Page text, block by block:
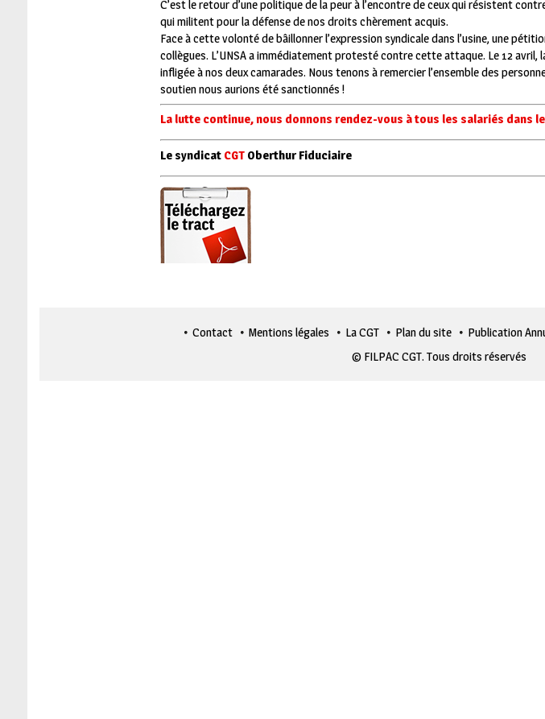
C’est le retour d’une politique de la peur à l’encontre de ceux qui résistent
qui militent pour la défense de nos droits chèrement acquis.
Face à cette volonté de bâillonner l’expression syndicale dans l’usine, une
collègues. L’UNSA a immédiatement protesté contre cette attaque. Le 12 avril,
infligée à nos deux camarades. Nous tenons à remercier l’ensemble des
soutien nous aurions été sanctionnés !
La lutte continue, nous donnons rendez-vous à tous les salariés dans
Le syndicat CGTOberthur Fiduciaire
Contact Mentions légales La CGT Plan du site
Publication
© FILPAC CGT. Tous droits réservés